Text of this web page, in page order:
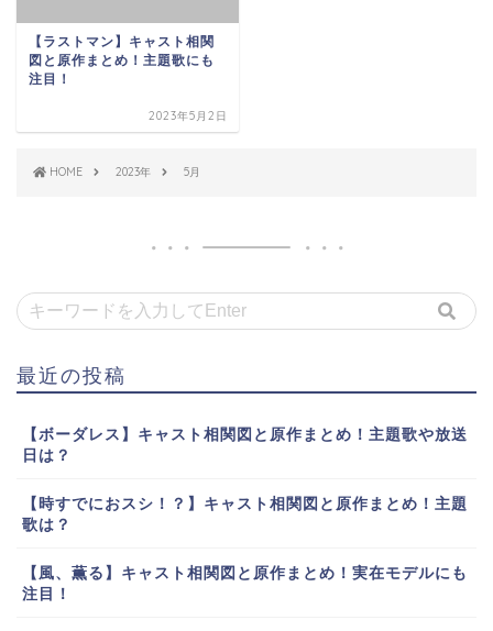
【ラストマン】キャスト相関
図と原作まとめ！主題歌にも
注目！
2023年5月2日
HOME 2023年 5月
最近の投稿
【ボーダレス】キャスト相関図と原作まとめ！主題歌や放送
日は？
【時すでにおスシ！？】キャスト相関図と原作まとめ！主題
歌は？
【風、薫る】キャスト相関図と原作まとめ！実在モデルにも
注目！